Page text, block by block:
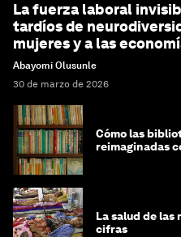
La fuerza laboral
tardíos de
mujeres y a las
Abayomi Olusunle
30 de marzo de 2026
Cómo las
reimaginadas
La salud de las
cifras